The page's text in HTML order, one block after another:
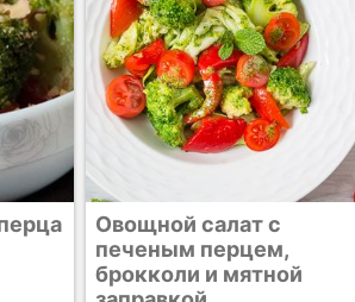
Салат из лосося с
брокколи